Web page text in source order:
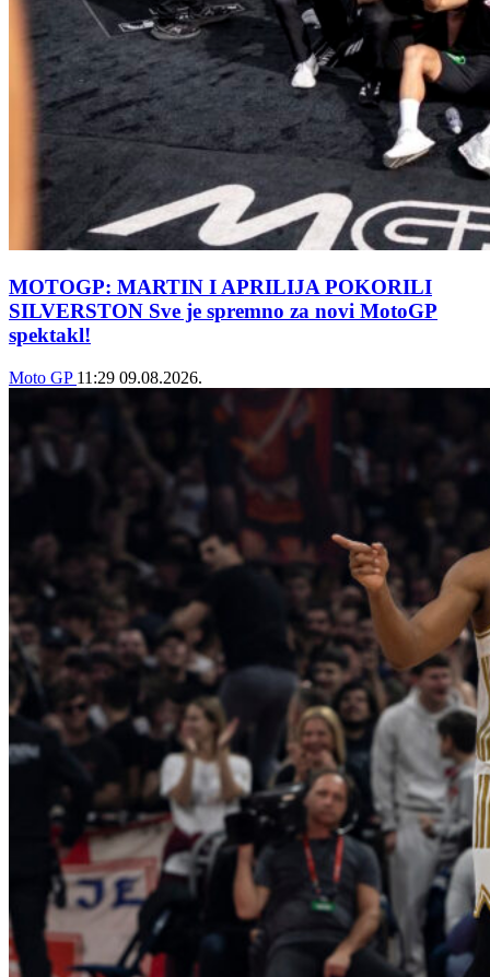
MOTOGP: MARTIN I APRILIJA POKORILI
SILVERSTON Sve je spremno za novi MotoGP
spektakl!
Moto GP 11:29 09.08.2026.